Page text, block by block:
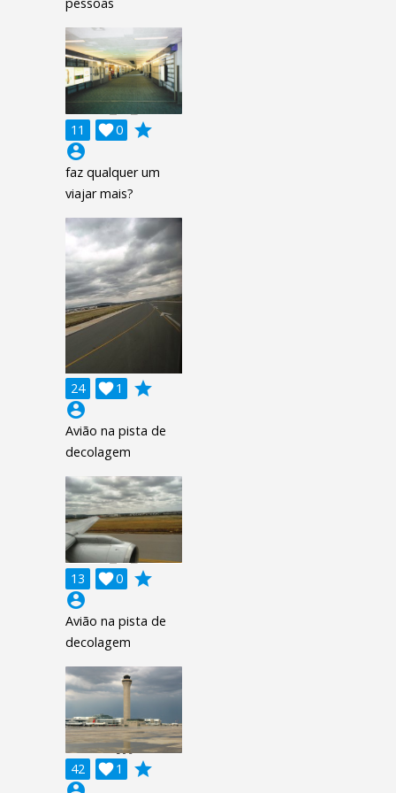
11 0

grade
account_circle
faz qualquer um
viajar mais?
24 1

grade
account_circle
Avião na pista de
decolagem
13 0

grade
account_circle
Avião na pista de
decolagem
42 1

grade